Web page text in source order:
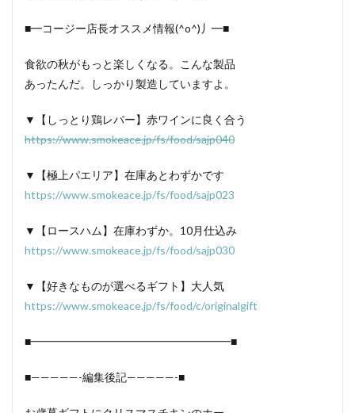
■━コージー店長オススメ情報(^o^)丿━■
食欲の秋がもっと楽しくなる。こんな製品
あったんだ。しっかり製造していますよ。
▼【しっとり鶏レバー】赤ワインに良く合う
https://www.smokeace.jp/fs/food/sajp040
▼【極上パエリア】在庫あとわずかです
https://www.smokeace.jp/fs/food/sajp023
▼【ロースハム】在庫わずか。10月仕込み
https://www.smokeace.jp/fs/food/sajp030
▼【好きなものが選べるギフト】大人気
https://www.smokeace.jp/fs/food/c/originalgift
■━━━━━━━━━━━━━━━━━━■
■—————-編集後記—————-■